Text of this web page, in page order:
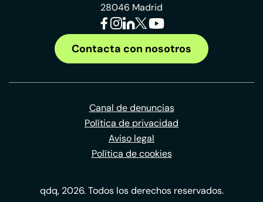
28046 Madrid
Contacta con nosotros
Canal de denuncias
Política de privacidad
Aviso legal
Política de cookies
qdq, 2026. Todos los derechos reservados.